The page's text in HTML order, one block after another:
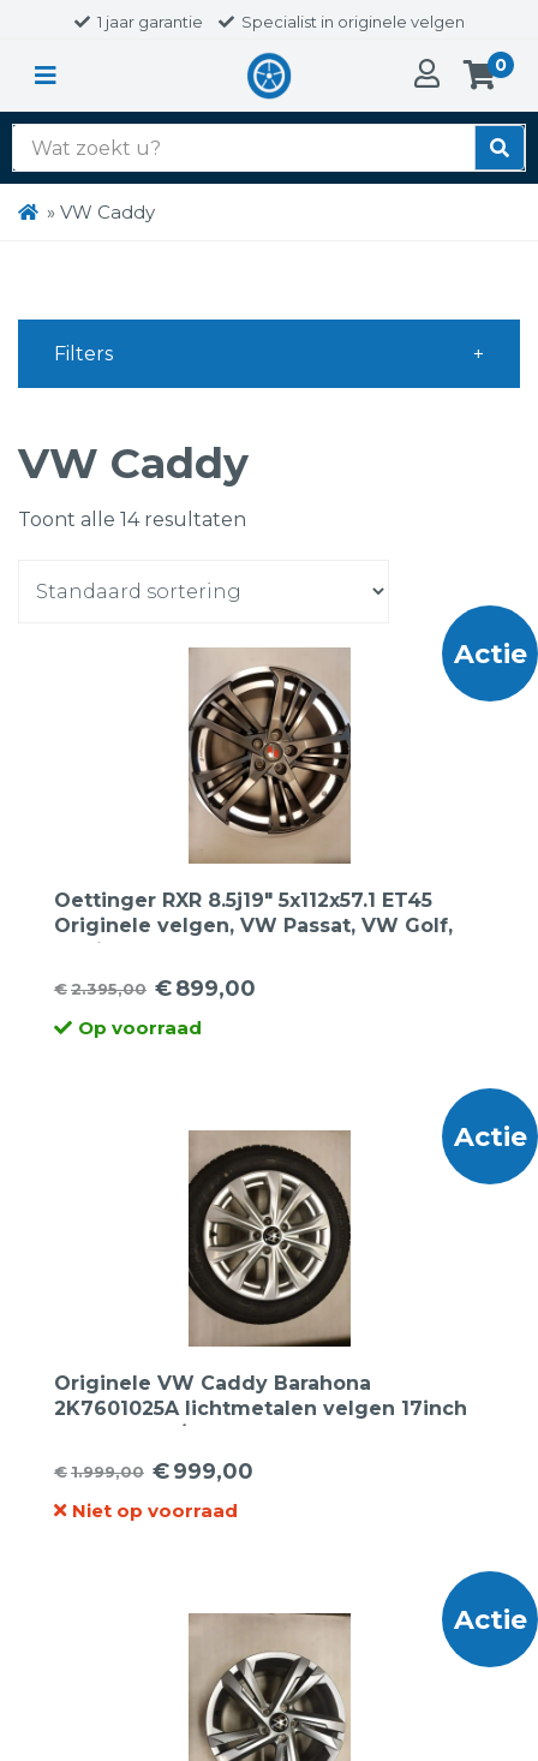
1 jaar garantie Specialist in originele velgen
0
Zoek
naar:
» VW Caddy
VW Caddy
Toont alle 14 resultaten
Actie
Oettinger RXR 8.5j19″ 5x112x57.1 ET45
Originele velgen, VW Passat, VW Golf,
Audi A3, Seat Leon, Skoda
€2.395,00
Oorspronkelijke
prijs
€899,00
Huidige
prijsOp voorraad
Actie
Originele VW Caddy Barahona
2K7601025A lichtmetalen velgen 17inch
+ Kleber 215/55R17 98V Quadraxer 3 XL
€1.999,00
Oorspronkelijke
prijs
€999,00
Huidige
prijs
Niet op voorraad
Actie
Filters